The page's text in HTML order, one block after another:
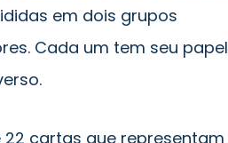
em dois grupos
Cada um tem seu papel
22 cartas que representam